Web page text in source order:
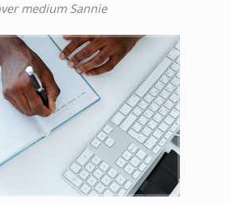
medium Sannie